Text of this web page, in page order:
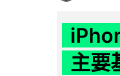
主要